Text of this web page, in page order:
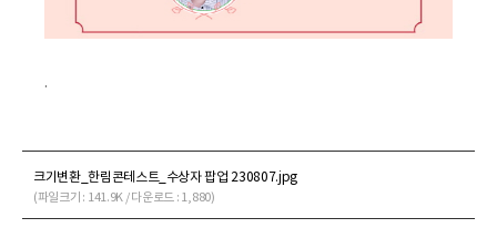
.
크기변환_한림콘테스트_수상자 팝업 230807.jpg
(파일크기 : 141.9K / 다운로드 : 1,880)